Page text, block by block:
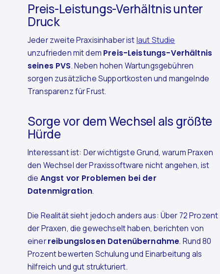
Preis-Leistungs-Verhältnis unter
Druck
Jeder zweite Praxisinhaber istlaut Studie
unzufrieden mit dem Preis-Leistungs-Verhältnis
seines PVS. Neben hohen Wartungsgebühren
sorgen zusätzliche Supportkosten und mangelnde
Transparenz für Frust.
Sorge vor dem Wechsel als größte
Hürde
Interessant ist: Der wichtigste Grund, warum Praxen
den Wechsel der Praxissoftware nicht angehen, ist
die Angst vor Problemen bei der
Datenmigration.
Die Realität sieht jedoch anders aus: Über 72 Prozent
der Praxen, die gewechselt haben, berichten von
einerreibungslosen Datenübernahme. Rund 80
Prozent bewerten Schulung und Einarbeitung als
hilfreich und gut strukturiert.